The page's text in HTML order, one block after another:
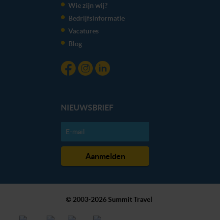
kunnen ontvangen en verwerken.
Wie zijn wij?
Bedrijfsinformatie
Vacatures
Blog
NIEUWSBRIEF
© 2003-2026 Summit Travel